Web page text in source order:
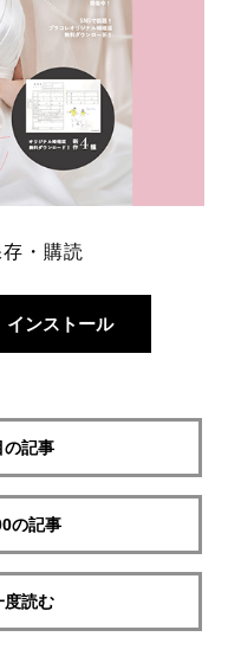
・購読
インストール
の記事
の記事
度読む